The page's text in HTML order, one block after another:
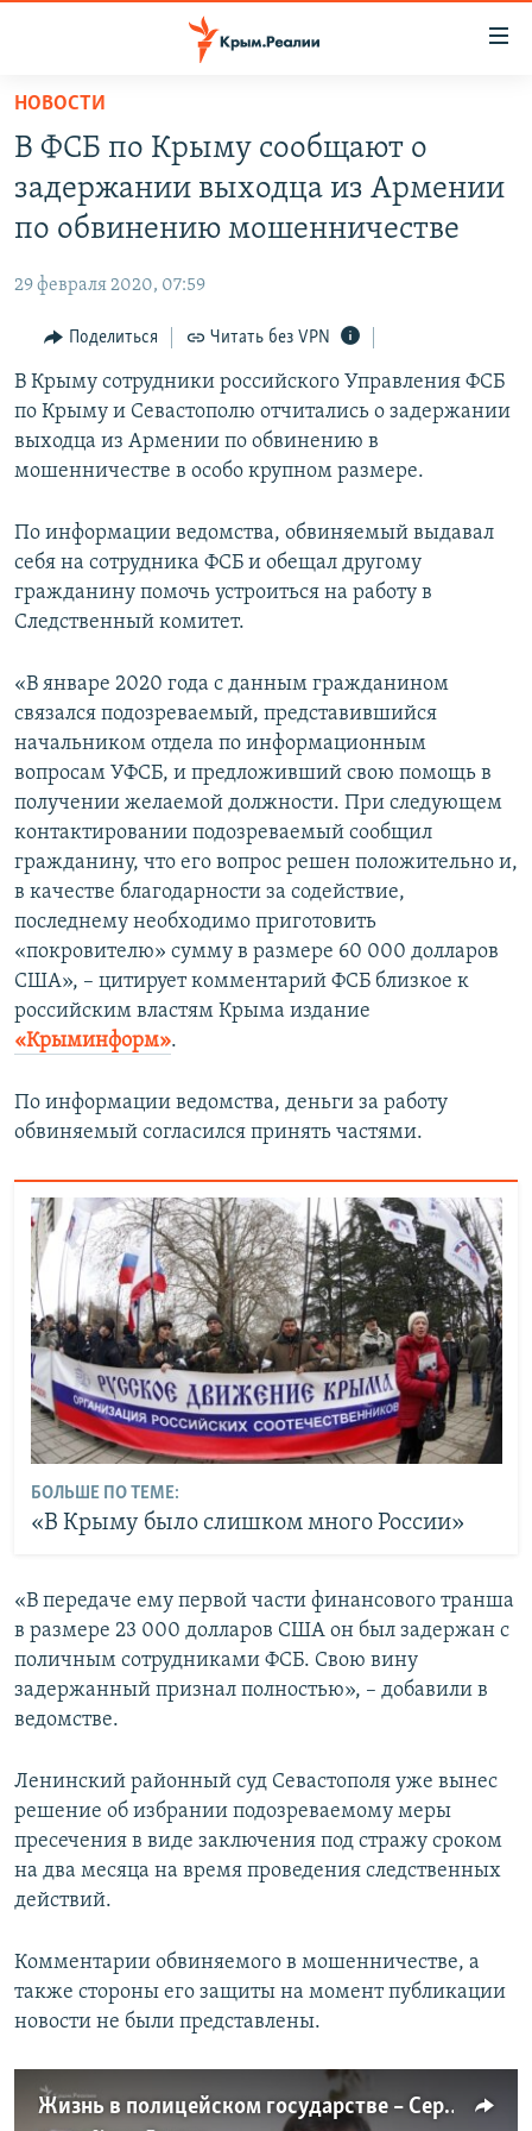
Вернуться
основному
содержанию
Вернутся
главной
навигации
Вернутся
поиску
ГРУЗ 200
11 ЛЕТ ОККУПАЦИИ КРЫМА. 11 ИСТОРИЙ СОПРОТИВЛЕНИЯ
ЕЩЕ
ИНТЕРАКТИВ
ИНФОГРАФИКА
ТЕЛЕПРОЕКТ КРЫМ.РЕАЛИИ
СОВЕТЫ ПРАВОЗАЩИТНИКОВ
ПОБЕДИТЕЛЕЙ НЕ СУДЯТ?
КРЫМ.НЕПОКОРЕННЫЙ
УКРАИНСКАЯ ПРОБЛЕМА КРЫМА
РАДІО СВОБОДА
КАК ОБОЙТИ БЛОКИРОВКУ
Українською
ПРИСОЕДИНЯЙТЕСЬ!
Все сайты RFE/RL
НОВОСТИ
В ФСБ по Крыму сообщают о
задержании выходца из Армении
по обвинению мошенничестве
29 февраля 2020, 07:59
Поделиться Читать без VPN
В Крыму сотрудники российского Управления ФСБ
по Крыму и Севастополю отчитались о задержании
выходца из Армении по обвинению в
мошенничестве в особо крупном размере.
По информации ведомства, обвиняемый выдавал
себя на сотрудника ФСБ и обещал другому
гражданину помочь устроиться на работу в
Следственный комитет.
«В январе 2020 года с данным гражданином
связался подозреваемый, представившийся
начальником отдела по информационным
вопросам УФСБ, и предложивший свою помощь в
получении желаемой должности. При следующем
контактировании подозреваемый сообщил
гражданину, что его вопрос решен положительно и,
в качестве благодарности за содействие,
последнему необходимо приготовить
«покровителю» сумму в размере 60 000 долларов
США», – цитирует комментарий ФСБ близкое к
российским властям Крыма издание
«Крыминформ».
По информации ведомства, деньги за работу
обвиняемый согласился принять частями.
БОЛЬШЕ ПО ТЕМЕ:
«В Крыму было слишком много России»
«В передаче ему первой части финансового транша
в размере 23 000 долларов США он был задержан с
поличным сотрудниками ФСБ. Свою вину
задержанный признал полностью», – добавили в
ведомстве.
Ленинский районный суд Севастополя уже вынес
решение об избрании подозреваемому меры
пресечения в виде заключения под стражу сроком
на два месяца на время проведения следственных
действий.
Комментарии обвиняемого в мошенничестве, а
также стороны его защиты на момент публикации
новости не были представлены.
Жизнь в полицейском государстве – Сергей Акимов | Воспоминания об аннексии (видео)